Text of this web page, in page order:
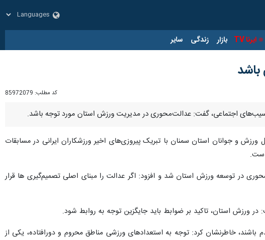
ایرنا TV بازار زندگی سایر
کد مطلب: 85972079
آسیب‌های اجتماعی، گفت: عدالت‌محوری در مدیریت ورزش استان مورد توجه باشد.
و جوانان استان سمنان با تبریک پیروزی‌های اخیر ورزشکاران ایرانی در مسابقات
است.
در توسعه ورزش استان شد و افزود: اگر عدالت را مبنای اصلی تصمیم‌گیری ها قرار
ورزش استان، تاکید بر ضوابط باید جایگزین توجه به روابط شود.
خاطرنشان کرد: توجه به استعدادهای ورزشی مناطق محروم و دورافتاده، یکی از